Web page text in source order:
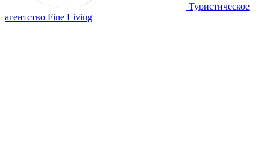
Туристическое
агентство Fine Living